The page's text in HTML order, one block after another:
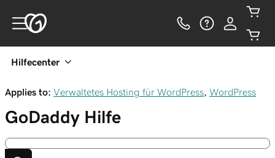
Hilfecenter
Applies to: Verwaltetes Hosting für WordPress WordPress
GoDaddy Hilfe